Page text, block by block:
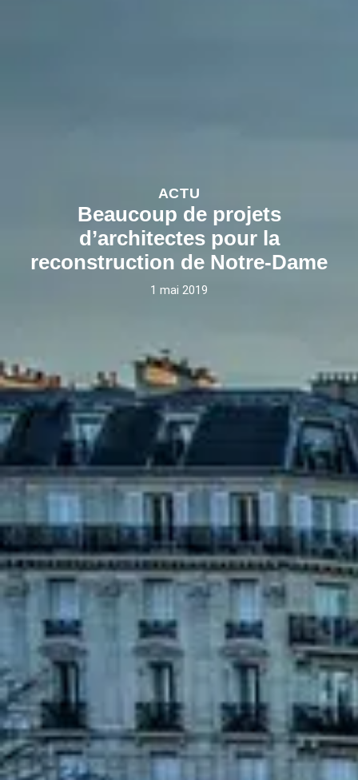
ACTU
Beaucoup de projets
d’architectes pour la
reconstruction de Notre-Dame
1 mai 2019